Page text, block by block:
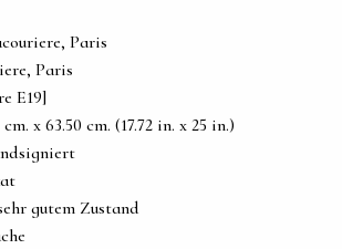
Paris
Paris
E19]
x 63.50 cm. (17.72 in. x 25 in.)
gutem Zustand